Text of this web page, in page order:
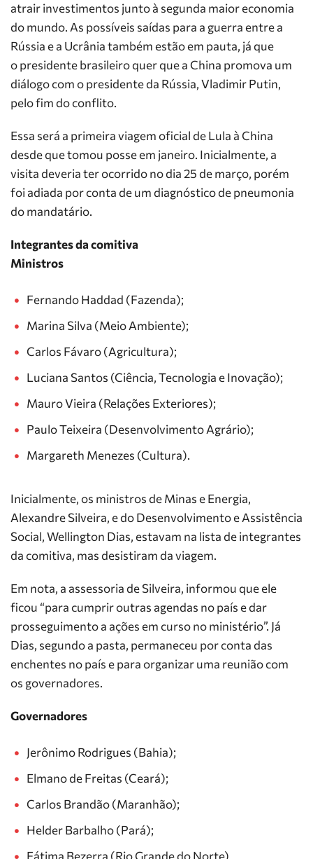
atrair investimentos junto à segunda maior economia
do mundo. As possíveis saídas para a guerra entre a
Rússia e a Ucrânia também estão em pauta, já que
o presidente brasileiro quer que a China promova um
diálogo com o presidente da Rússia, Vladimir Putin,
pelo fim do conflito.
Essa será a primeira viagem oficial de Lula à China
desde que tomou posse em janeiro. Inicialmente, a
visita deveria ter ocorrido no dia 25 de março, porém
foi adiada por conta de um diagnóstico de pneumonia
do mandatário.
Integrantes da comitiva
Ministros
Fernando Haddad (Fazenda);
Marina Silva (Meio Ambiente);
Carlos Fávaro (Agricultura);
Luciana Santos (Ciência, Tecnologia e Inovação);
Mauro Vieira (Relações Exteriores);
Paulo Teixeira (Desenvolvimento Agrário);
Margareth Menezes (Cultura).
Inicialmente, os ministros de Minas e Energia,
Alexandre Silveira, e do Desenvolvimento e Assistência
Social, Wellington Dias, estavam na lista de integrantes
da comitiva, mas desistiram da viagem.
Em nota, a assessoria de Silveira, informou que ele
ficou “para cumprir outras agendas no país e dar
prosseguimento a ações em curso no ministério”. Já
Dias, segundo a pasta, permaneceu por conta das
enchentes no país e para organizar uma reunião com
os governadores.
Governadores
Jerônimo Rodrigues (Bahia);
Elmano de Freitas (Ceará);
Carlos Brandão (Maranhão);
Helder Barbalho (Pará);
Fátima Bezerra (Rio Grande do Norte).